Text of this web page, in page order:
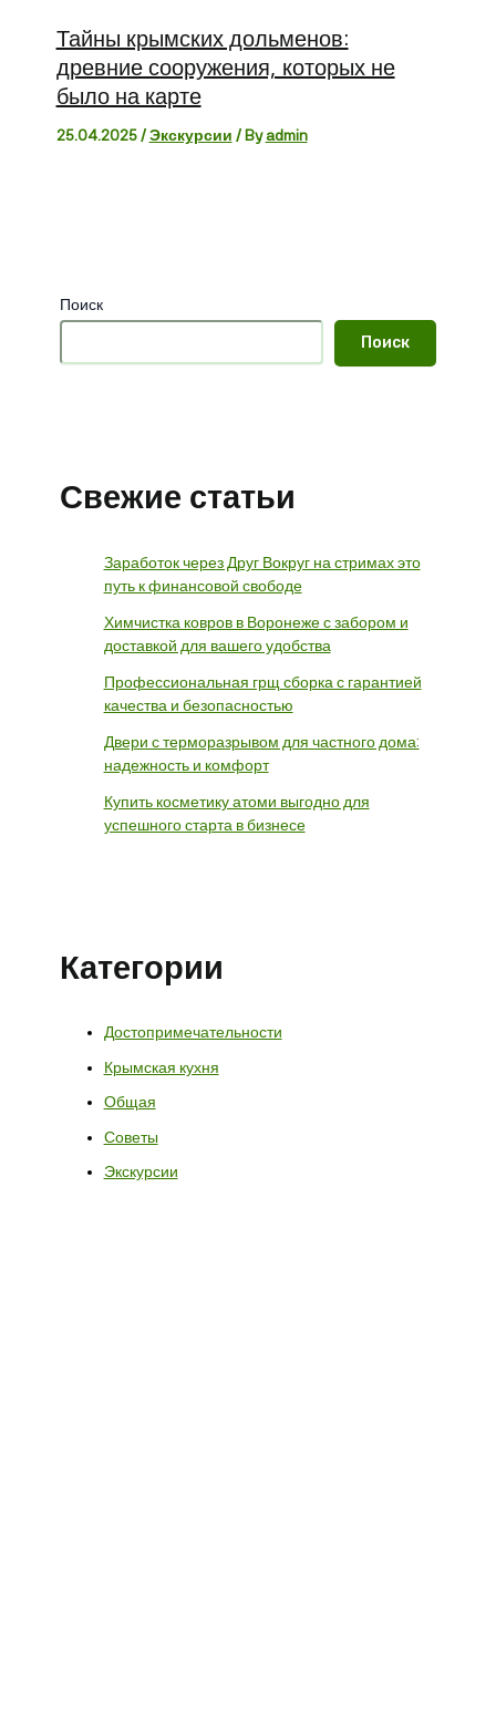
Тайны крымских дольменов:
древние сооружения, которых не
было на карте
25.04.2025/Экскурсии / Byadmin
Поиск
Поиск
Свежие статьи
Заработок через Друг Вокруг на стримах это
путь к финансовой свободе
Химчистка ковров в Воронеже с забором и
доставкой для вашего удобства
Профессиональная грщ сборка с гарантией
качества и безопасностью
Двери с терморазрывом для частного дома:
надежность и комфорт
Купить косметику атоми выгодно для
успешного старта в бизнесе
Категории
Достопримечательности
Крымская кухня
Общая
Советы
Экскурсии